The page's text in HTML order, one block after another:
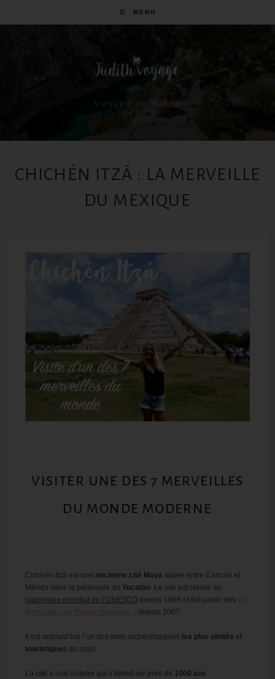
MENU
S'OUVRIR AU MONDE
CHICHÉN ITZÁ : LA MERVEILLE
DU MEXIQUE
VISITER UNE DES 7 MERVEILLES
DU MONDE MODERNE
Chichén Itzá est une ancienne cité Maya située entre Cancún et
Mérida dans la péninsule du Yucatán. Le site est classé au
patrimoine mondial de l’UNESCO depuis 1988 et fait partie des
depuis 2007.
Il est aujourd’hui l’un des sites archéologiques les plus visités et
touristiques du pays.
La cité a une histoire qui s’étend sur près de 1000 ans.